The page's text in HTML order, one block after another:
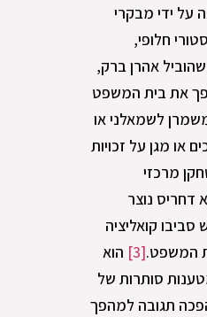
על ידי מבקרי
חלופי,
אהרן ברק,
את בית המשפט
לשמאלני או
או מגן על זכויות
מרכזי
דחריס נוצר
קואליציה
המשפט.[3]
הוא
סותרות של
תגובה למהפך